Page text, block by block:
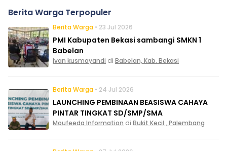
Berita Warga Terpopuler
Berita Warga • 23 Jul 2026
PMI Kabupaten Bekasi sambangi SMKN 1
Babelan
ivan kusmayandi di Babelan, Kab. Bekasi
Berita Warga • 24 Jul 2026
LAUNCHING PEMBINAAN BEASISWA CAHAYA
PINTAR TINGKAT SD/SMP/SMA
Moufeeda Information di Bukit Kecil , Palembang